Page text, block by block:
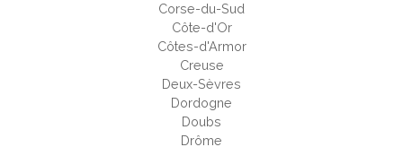
Corse-du-Sud
Côte-d'Or
Côtes-d'Armor
Creuse
Deux-Sèvres
Dordogne
Doubs
Drôme